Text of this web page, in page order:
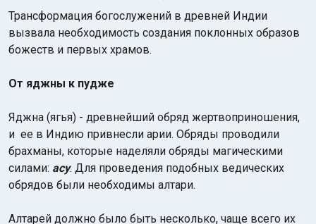
Трансформация богослужений в древней Индии
вызвала необходимость создания поклонных образов
божеств и первых храмов.
От яджны к пудже
Яджна (ягья) - древнейший обряд жертвоприношения,
и ее в Индию привнесли арии. Обряды проводили
брахманы, которые наделяли обряды магическими
силами: асу. Для проведения подобных ведических
обрядов были необходимы алтари.
Алтарей должно было быть несколько, чаще всего их